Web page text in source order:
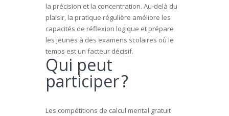
la précision et la concentration. Au-delà du
plaisir, la pratique régulière améliore les
capacités de réflexion logique et prépare
les jeunes à des examens scolaires où le
temps est un facteur décisif.
Qui peut
participer ?
Les compétitions de calcul mental gratuit